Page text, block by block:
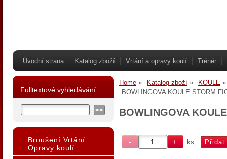
Úvodní strana Katalog zboží Vrtání a opravy koulí Trénér
Home Katalog zboží
KOULE
BOWLINGOVA KOULE STORM
BOWLINGOVA
ks
Fulltextové vyhledávání
Broušení Vrtání
Opravy koulí